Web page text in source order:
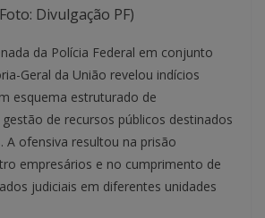
Divulgação PF)
da Polícia Federal em conjunto
Geral da União revelou indícios
esquema estruturado de
de recursos públicos destinados
A ofensiva resultou na prisão
empresários e no cumprimento de
judiciais em diferentes unidades